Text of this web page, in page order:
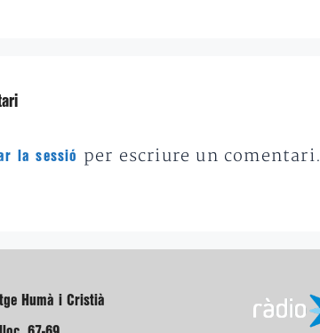
la sessió per escriure un comentari.
Humà i Cristià